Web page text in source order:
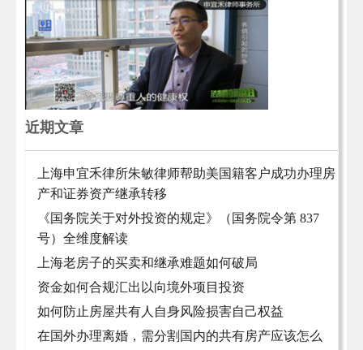
近期文章
上海申宜禾律所朱敏律师帮助美国籍客户成功办理房
产和证券资产继承转移
《国务院关于对外投资的规定》（国务院令第 837
号）全维度解读
上海老房子的买卖和继承难题如何破局
资金如何合规汇出以向境外项目投资
如何防止房屋共有人自身风险损害自己权益
在国外办理离婚，需分割国内的共有房产应该怎么